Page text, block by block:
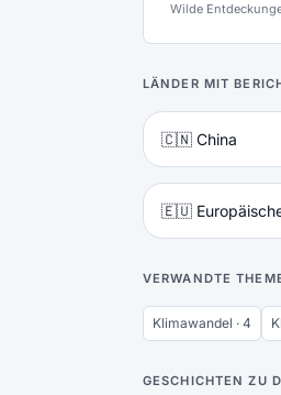
Wilde
LÄNDER MIT
🇨🇳 China
🇪🇺
VERWANDTE
Klimawandel · 4
GESCHICHTEN ZU